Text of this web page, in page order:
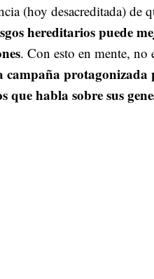
(hoy desacreditada) de
hereditarios puede
. Con esto en mente,
campaña
que habla sobre sus